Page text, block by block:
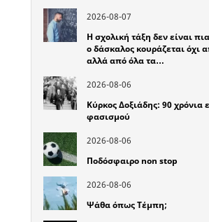
2026-08-07
Η σχολική τάξη δεν είναι
ο δάσκαλος κουράζεται όχι
αλλά από όλα τα…
2026-08-06
Κύρκος Δοξιάδης: 90 χρόνια
φασισμού
2026-08-06
Ποδόσφαιρο non stop
2026-08-06
Ψάθα όπως Τέμπη;